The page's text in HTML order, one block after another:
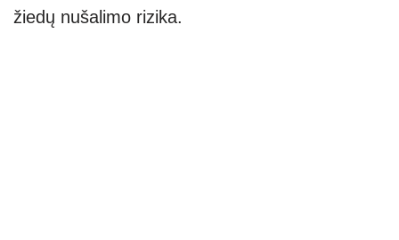
žiedų nušalimo rizika.